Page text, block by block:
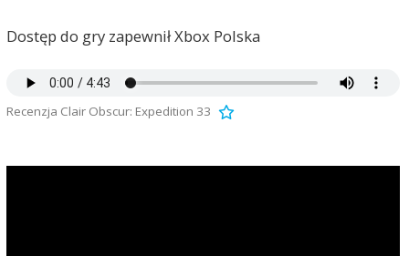
Dostęp do gry zapewnił Xbox Polska
Recenzja Clair Obscur: Expedition 33